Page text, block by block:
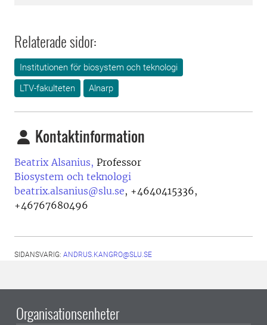
Relaterade sidor:
Institutionen för biosystem och teknologi
LTV-fakulteten
Alnarp
Kontaktinformation
Beatrix Alsanius, Professor
Biosystem och teknologi
beatrix.alsanius@slu.se, +4640415336,
+46767680496
SIDANSVARIG: ANDRUS.KANGRO@SLU.SE
Organisationsenheter